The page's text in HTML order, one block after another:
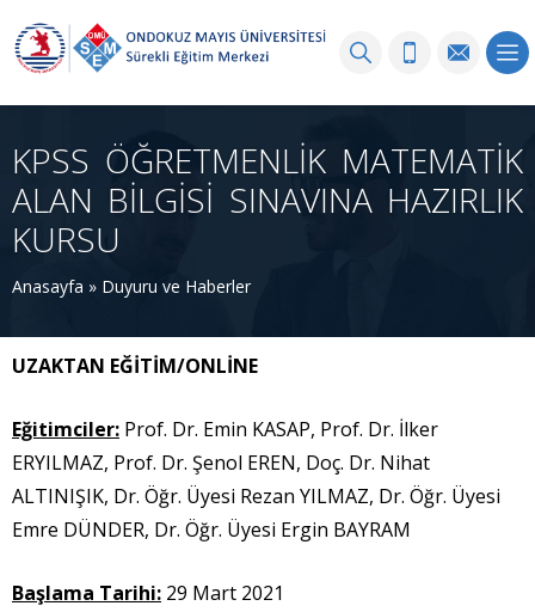
KPSS ÖĞRETMENLİK MATEMATİK
ALAN BİLGİSİ SINAVINA HAZIRLIK
KURSU
Anasayfa » Duyuru ve Haberler
UZAKTAN EĞİTİM/ONLİNE
Eğitimciler: Prof. Dr. Emin KASAP, Prof. Dr. İlker
ERYILMAZ, Prof. Dr. Şenol EREN, Doç. Dr. Nihat
ALTINIŞIK, Dr. Öğr. Üyesi Rezan YILMAZ, Dr. Öğr. Üyesi
Emre DÜNDER, Dr. Öğr. Üyesi Ergin BAYRAM
Başlama Tarihi: 29 Mart 2021